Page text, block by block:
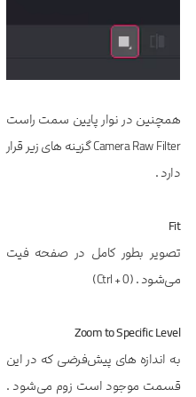
همچنین در نوار پایین سمت راست
Camera Raw Filter گزینه های زیر قرار
دارد .
Fit
تصویر بطور کامل در صفحه فیت
می‌شود . (Ctrl + 0)
Zoom to Specific Level
به اندازه های پیش‌فرضی که در این
قسمت موجود است زوم می‌شود .